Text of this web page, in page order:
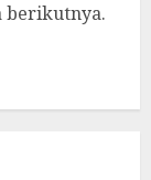
berikutnya.